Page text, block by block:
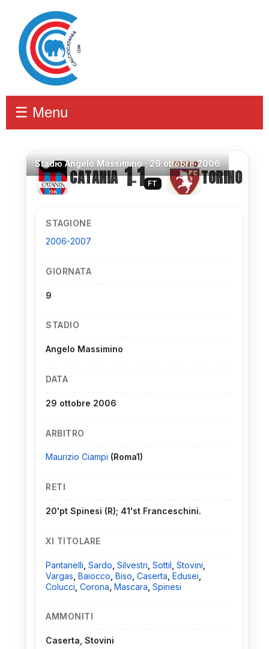
☰ Menu
StadioAngelo Massimino ·29 ottobre 2006
CATANIA 1–1 FT TORINO
STAGIONE
2006-2007
GIORNATA
9
STADIO
Angelo Massimino
DATA
29 ottobre 2006
ARBITRO
Maurizio Ciampi (Roma1)
RETI
20'pt Spinesi (R); 41'st Franceschini.
XI TITOLARE
Pantanelli Sardo Silvestri Sottil Stovini
Vargas Baiocco Biso Caserta Edusei
Colucci Corona Mascara Spinesi
AMMONITI
Caserta, Stovini